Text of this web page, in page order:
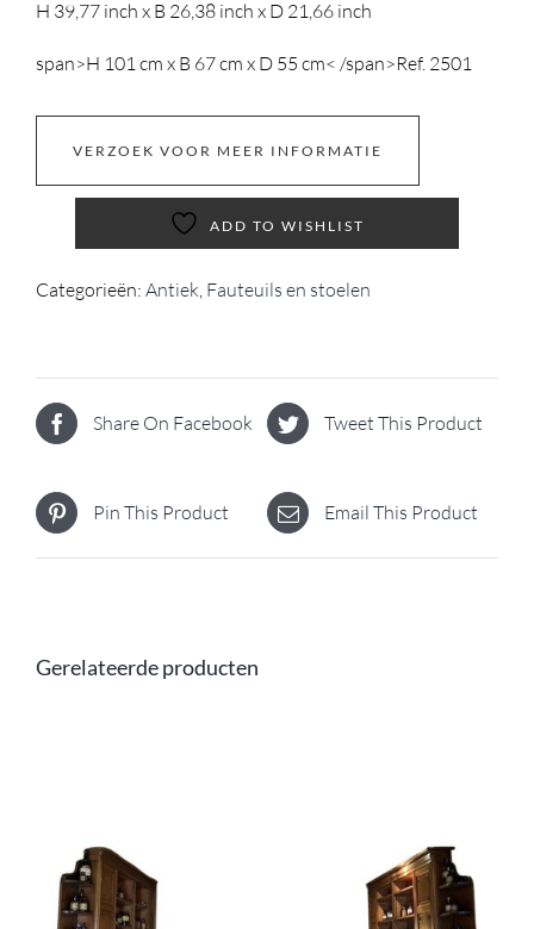
H 39,77 inch x B 26,38 inch x D 21,66 inch
span>H 101 cm x B 67 cm x D 55 cm< /span>Ref. 2501
VERZOEK VOOR MEER INFORMATIE
ADD TO WISHLIST
Categorieën: Antiek Fauteuils en stoelen
Share On Facebook Tweet This Product
Pin This Product Email This Product
Gerelateerde producten